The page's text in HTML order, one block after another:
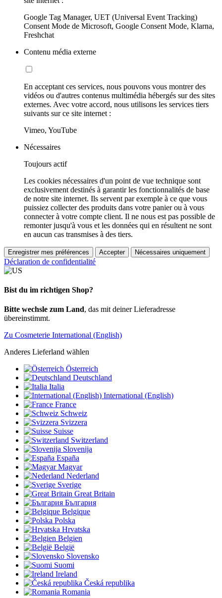
Google Tag Manager, UET (Universal Event Tracking)
Consent Mode de Microsoft, Google Consent Mode, Klarna,
Freshchat
Contenu média externe
En acceptant ces services, nous pouvons vous montrer des
vidéos ou d'autres contenus multimédia hébergés sur des sites
externes. Avec votre accord, nous utilisons les services tiers
suivants sur ce site internet :
Vimeo, YouTube
Nécessaires
Toujours actif
Les cookies nécessaires d'un point de vue technique sont
exclusivement destinés à garantir les fonctionnalités de base
de notre site internet. Ils servent par exemple à ce que vous
puissiez collecter des produits dans votre panier ou à vous
connecter à votre compte client. Il ne nous est pas possible de
remonter jusqu'à vous et les données qui en résultent ne sont
en aucun cas transmises à des tiers.
Enregistrer mes préférences Accepter Nécessaires uniquement
Déclaration de confidentialité
Bist du im richtigen Shop?
Bitte wechsle zum Land, das mit deiner Lieferadresse
übereinstimmt.
Zu Cosmeterie International (English)
Anderes Lieferland wählen
Österreich
Deutschland
Italia
International (English)
France
Schweiz
Svizzera
Suisse
Switzerland
Slovenija
España
Magyar
Nederland
Sverige
Great Britain
България
Belgique
Polska
Hrvatska
Belgien
België
Slovensko
Suomi
Ireland
Česká republika
Romania